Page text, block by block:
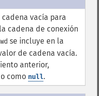
vacía para
cadena de conexión
se incluye en la
de cadena vacía.
anterior,
como null.